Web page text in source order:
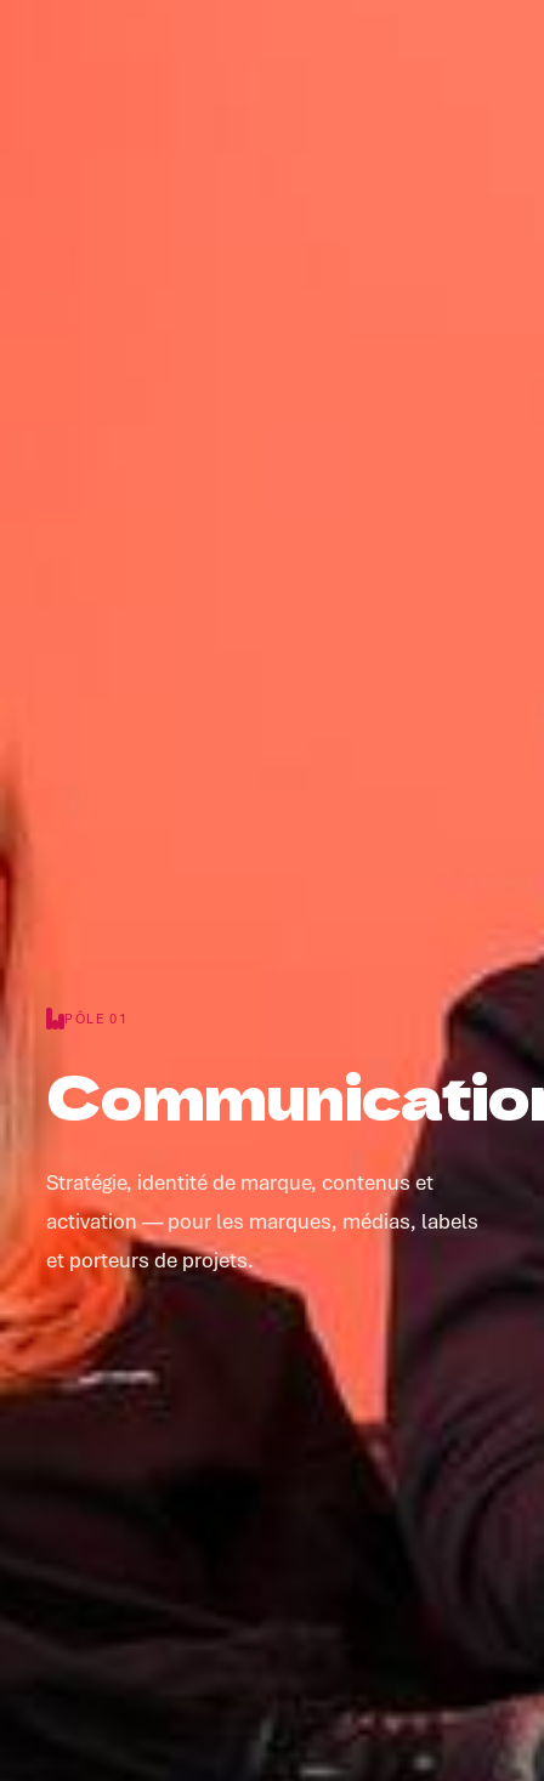
PÔLE 01
Stratégie, identité de marque, contenus et
activation — pour les marques, médias, labels
et porteurs de projets.